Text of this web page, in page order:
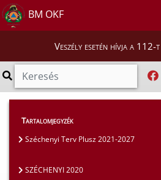
BM OKF
Veszély esetén hívja a
Szakmai tájékoztatók
Egyéb pályázatok
Tartalomjegyzék
Széchenyi Terv Plusz 2021-2027
SZÉCHENYI 2020